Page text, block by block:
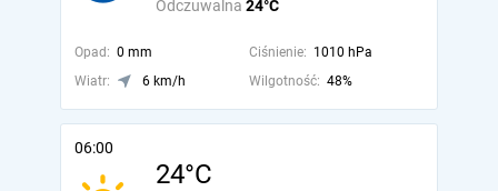
Odczuwalna 24°C
Opad: 0 mm Ciśnienie: 1010 hPa
Wiatr:
6 km/h Wilgotność: 48%
06:00
24°C